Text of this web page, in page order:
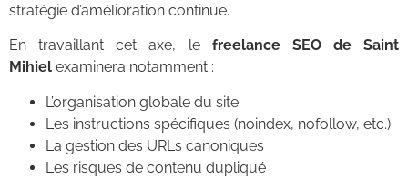
stratégie d’amélioration continue.
En travaillant cet axe, le freelance SEO de Saint
Mihiel examinera notamment :
L’organisation globale du site
Les instructions spécifiques (noindex, nofollow, etc.)
La gestion des URLs canoniques
Les risques de contenu dupliqué